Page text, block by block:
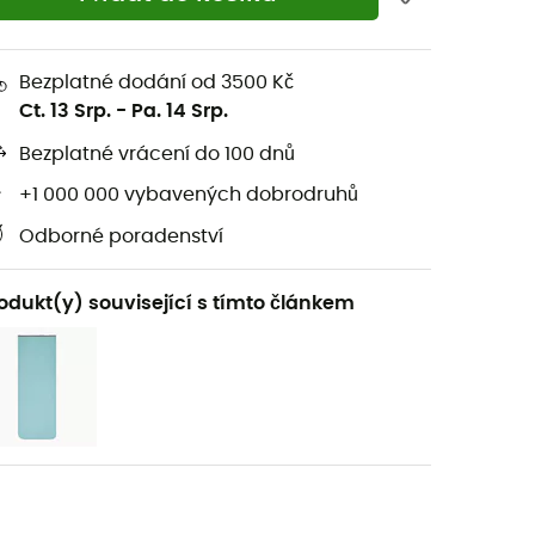
Bezplatné dodání od 3500 Kč
Ct. 13 Srp. - Pa. 14 Srp.
Bezplatné vrácení do 100 dnů
+1 000 000 vybavených dobrodruhů
Odborné poradenství
související s tímto článkem